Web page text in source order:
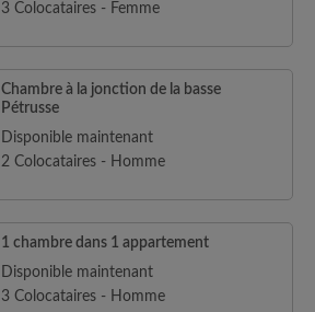
3 Colocataires - Femme
Chambre à la jonction de la basse
Pétrusse
Disponible maintenant
2 Colocataires - Homme
1 chambre dans 1 appartement
Disponible maintenant
3 Colocataires - Homme